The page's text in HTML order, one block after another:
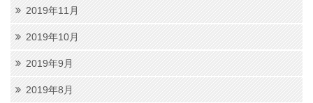
2019年11月
2019年10月
2019年9月
2019年8月